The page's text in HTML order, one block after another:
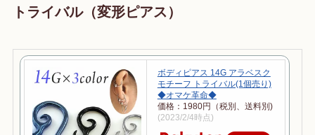
トライバル（変形ピアス）
ボディピアス 14G アラベスク
モチーフ トライバル(1個売り)
◆オマケ革命◆
価格：1980円（税別、送料別)
(2023/2/4時点)